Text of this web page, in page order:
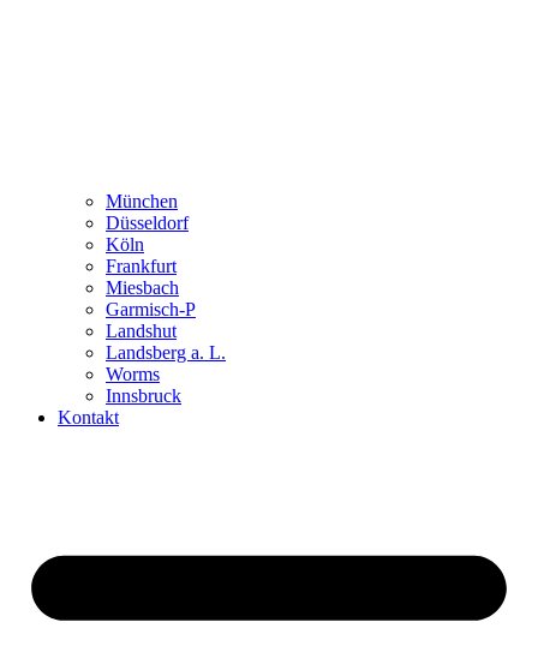
München
Düsseldorf
Köln
Frankfurt
Miesbach
Garmisch-P
Landshut
Landsberg a. L.
Worms
Innsbruck
Kontakt